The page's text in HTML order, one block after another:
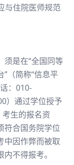
与住院医师规范
须是在“全国同等
（简称“信息平
：010-
）通过学位授予
考生的报名资
符合国务院学位
中因作弊而被取
不得报考。